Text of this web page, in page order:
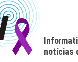
notícias